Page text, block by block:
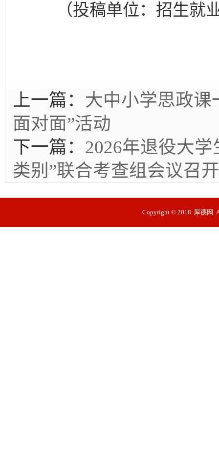
（投稿单位：招生就
上一篇： 大中小学思政课
面对面”活动
下一篇： 2026年退役大
类别”联合考查组会议召开
Copyright © 2018 厚德网